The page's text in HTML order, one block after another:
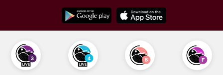
content